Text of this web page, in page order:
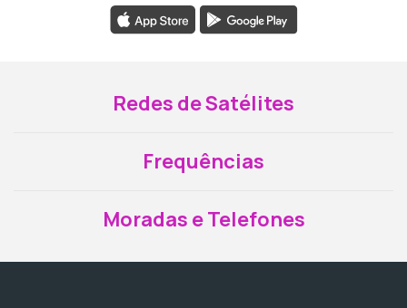
Redes de Satélites
Frequências
Moradas e Telefones